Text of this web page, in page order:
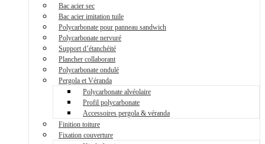
Bac acier sec
Bac acier imitation tuile
Polycarbonate pour panneau sandwich
Polycarbonate nervuré
Support d’étanchéité
Plancher collaborant
Polycarbonate ondulé
Pergola et Véranda
Polycarbonate alvéolaire
Profil polycarbonate
Accessoires pergola & véranda
Finition toiture
Fixation couverture